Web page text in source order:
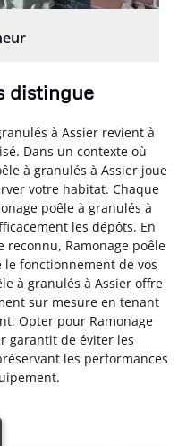
distingue
à Assier revient à
Dans un contexte où
à granulés à Assier joue
votre habitat. Chaque
poêle à granulés à
les dépôts. En
reconnu, Ramonage poêle
fonctionnement de vos
à granulés à Assier offre
sur mesure en tenant
Opter pour Ramonage
garantit de éviter les
les performances